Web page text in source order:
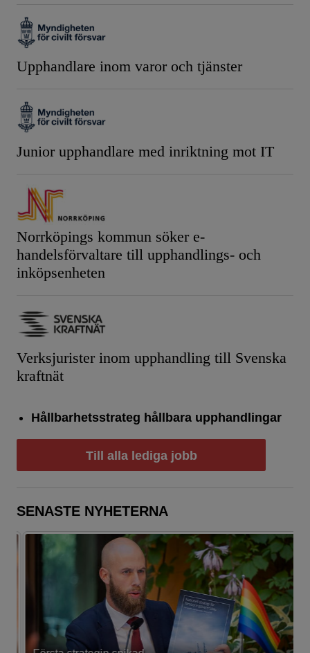
Upphandlare inom varor och tjänster
Junior upphandlare med inriktning mot IT
Norrköpings kommun söker e-
handelsförvaltare till upphandlings- och
inköpsenheten
Verksjurister inom upphandling till Svenska
kraftnät
Hållbarhetsstrateg hållbara upphandlingar
Till alla lediga jobb
SENASTE NYHETERNA